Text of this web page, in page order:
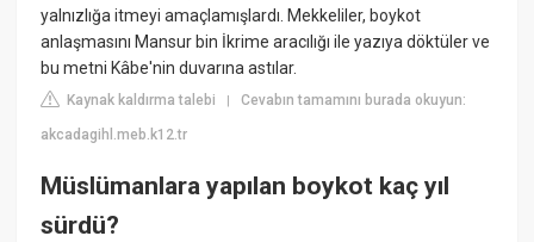
yalnızlığa itmeyi amaçlamışlardı. Mekkeliler, boykot
anlaşmasını Mansur bin İkrime aracılığı ile yazıya döktüler ve
bu metni Kâbe'nin duvarına astılar.
Kaynak kaldırma talebi |Cevabın tamamını burada okuyun:
akcadagihl.meb.k12.tr
Müslümanlara yapılan boykot kaç yıl
sürdü?